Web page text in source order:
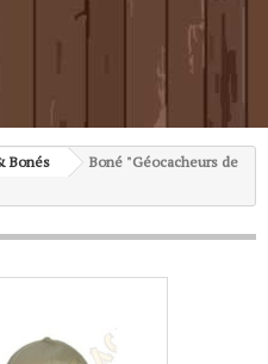
Bonés
Boné "Géocacheurs de